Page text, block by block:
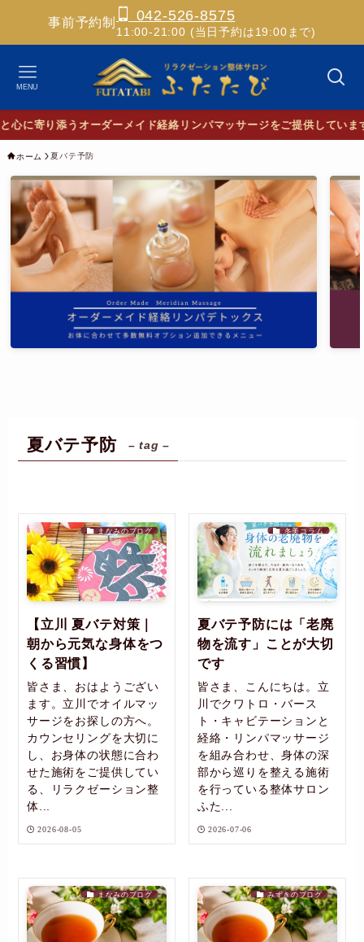
事前予約制 042-526-8575
11:00-21:00 (当日予約は19:00まで)
MENU
寄り添うオーダーメイド経絡リンパマッサージをご提供しています
ホーム 夏バテ予防
夏バテ予防 – tag –
まなみのブログ
【立川 夏バテ対策｜
朝から元気な身体をつ
くる習慣】
皆さま、おはようござい
ます。立川でオイルマッ
サージをお探しの方へ。
カウンセリングを大切に
し、お身体の状態に合わ
せた施術をご提供してい
る、リラクゼーション整
体...
2026-08-05
冬美コラム
夏バテ予防には「老廃
物を流す」ことが大切
です
皆さま、こんにちは。立
川でクワトロ・バース
ト・キャビテーションと
経絡・リンパマッサージ
を組み合わせ、身体の深
部から巡りを整える施術
を行っている整体サロン
ふた...
2026-07-06
まなみのブログ みずきのブログ